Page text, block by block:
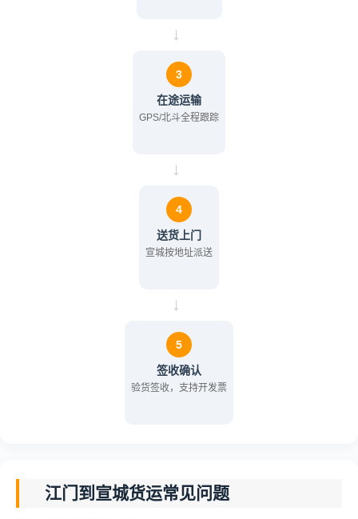
→
3
在途运输
GPS/北斗全程跟踪
→
4
送货上门
宣城按地址派送
→
5
签收确认
验货签收，支持开发票
江门到宣城货运常见问题